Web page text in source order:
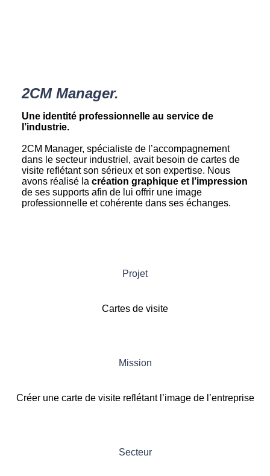
2CM Manager.
Une identité professionnelle au service de
l’industrie.
2CM Manager, spécialiste de l’accompagnement
dans le secteur industriel, avait besoin de cartes de
visite reflétant son sérieux et son expertise. Nous
avons réalisé la création graphique et l’impression
de ses supports afin de lui offrir une image
professionnelle et cohérente dans ses échanges.
Projet
Cartes de visite
Mission
Créer une carte de visite reflétant l’image de l’entreprise
Secteur